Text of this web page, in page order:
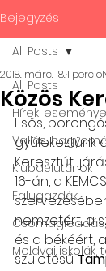
Bejegyzés
All Posts
Hírek,
Vallás,
Klubdélutánok
Falugazdák
Moldvai
All Posts
Közös
2018. márc. 18.1 perc
Esős,
gyülekeztünk
Keresztút-
16-án, a
nemzetért, a
és a békéért,
születésű